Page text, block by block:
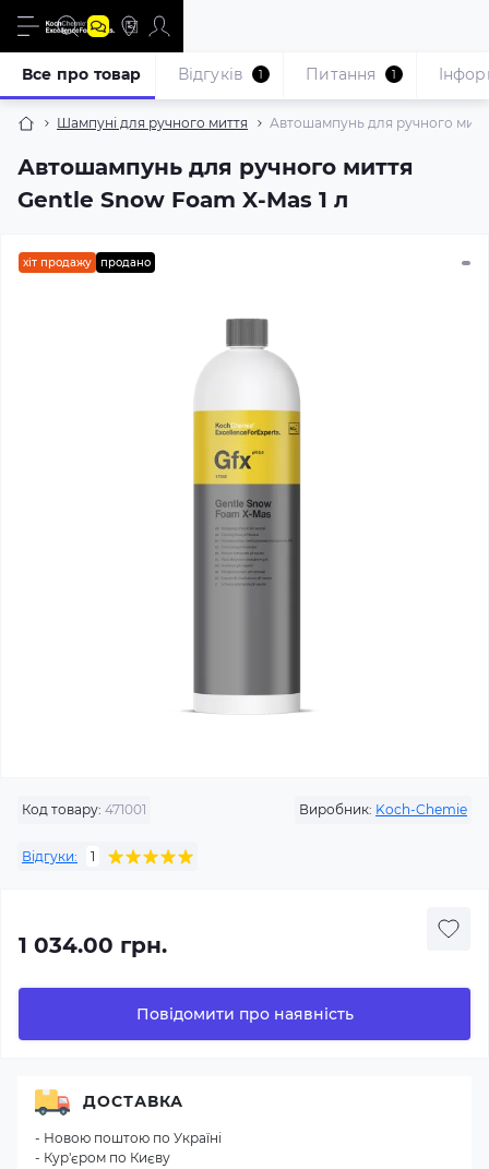
Шампуні для ручного миття Автошампунь для ручного
Автошампунь для ручного миття
Gentle Snow Foam X-Mas 1 л
Все про товар Відгуків 1 Питання 1
хіт продажу продано
Код товару: 471001 Виробник: Koch-Chemie
Відгуки: 1
1 034.00 грн.
Повідомити про наявність
ДОСТАВКА
- Новою поштою по Україні
- Кур'єром по Києву